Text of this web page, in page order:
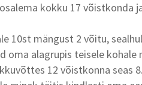
kokku 17 võistkonda
10st mängust 2 võitu,
oma alagrupis teisele kohale
12 võistkonna seas